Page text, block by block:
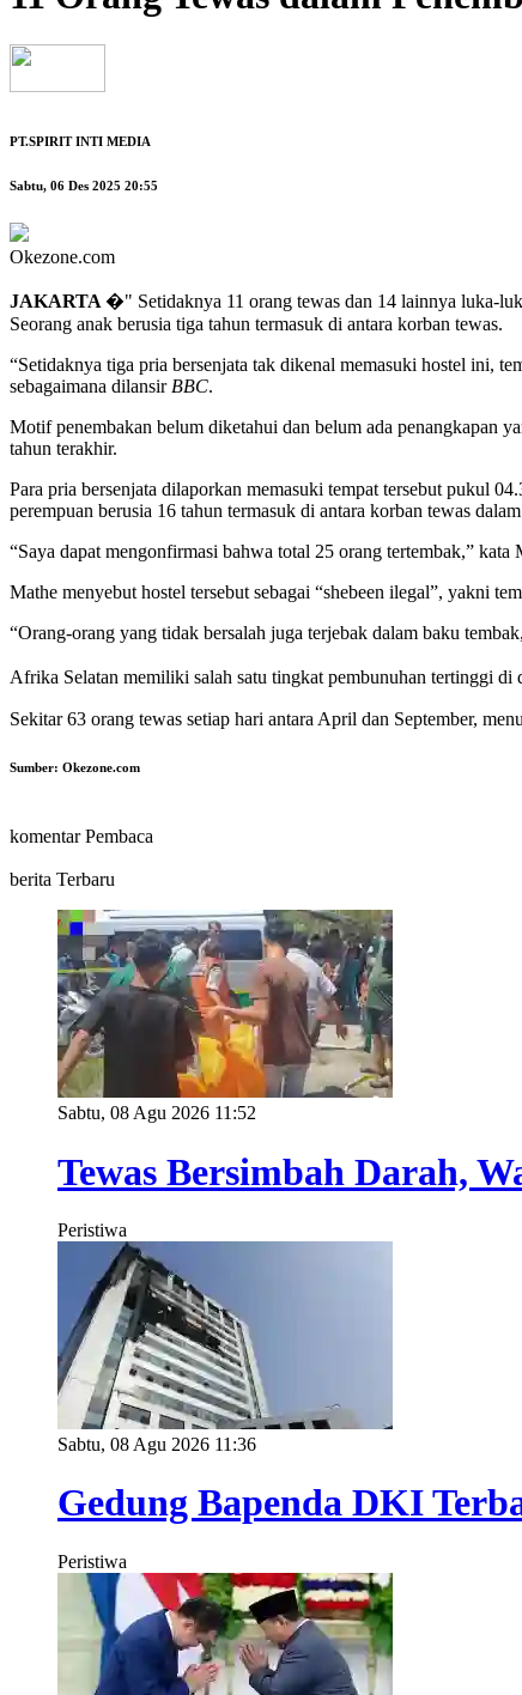
PT.SPIRIT INTI MEDIA
Sabtu, 06 Des 2025 20:55
Okezone.com
JAKARTA �" Setidaknya 11 orang tewas dan 14 lainnya luka-
Seorang anak berusia tiga tahun termasuk di antara korban tewas.
“Setidaknya tiga pria bersenjata tak dikenal memasuki hostel ini,
sebagaimana dilansir BBC.
Motif penembakan belum diketahui dan belum ada penangkapan
tahun terakhir.
Para pria bersenjata dilaporkan memasuki tempat tersebut pukul
perempuan berusia 16 tahun termasuk di antara korban tewas
“Saya dapat mengonfirmasi bahwa total 25 orang tertembak,” kata
Mathe menyebut hostel tersebut sebagai “shebeen ilegal”, yakni
“Orang-orang yang tidak bersalah juga terjebak dalam baku
Afrika Selatan memiliki salah satu tingkat pembunuhan tertinggi
Sekitar 63 orang tewas setiap hari antara April dan September,
Sumber: Okezone.com
komentar Pembaca
berita Terbaru
Sabtu, 08 Agu 2026 11:52
Tewas Bersimbah Darah,
Peristiwa
Sabtu, 08 Agu 2026 11:36
Gedung Bapenda DKI
Peristiwa